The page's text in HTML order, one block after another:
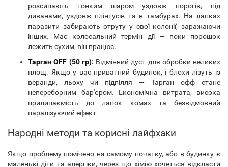
розсипають тонким шаром уздовж порогів, під
диванами, уздовж плінтусів та в тамбурах. На лапках
паразити забирають отруту у свої колонії, заражаючи
інших. Має колосальний термін дії — поки порошок
лежить сухим, він працює.
Тарган OFF (50 гр): Відмінний дуст для обробки великих
площ. Якщо у вас приватний будинок, і блохи лізуть із
веранди, льоху чи підпілля — Тарган офф стане
непереборним бар'єром. Економічна витрата, висока
прилипаємість до лапок комах та безвідмовний
паралізуючий ефект.
Народні методи та корисні лайфхаки
Якщо проблему помічено на самому початку, або в будинку є
маленькі діти та алергіки, через що хімію хочеться відкласти